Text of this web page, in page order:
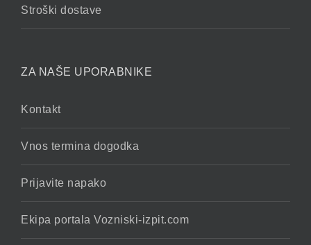
Stroški dostave
ZA NAŠE UPORABNIKE
Kontakt
Vnos termina dogodka
Prijavite napako
Ekipa portala Vozniski-izpit.com